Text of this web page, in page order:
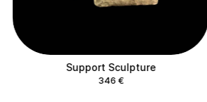
Support Sculpture
346€